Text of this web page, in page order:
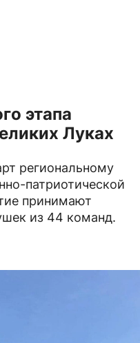
этапа
Луках
региональному
патриотической
принимают
из 44 команд.